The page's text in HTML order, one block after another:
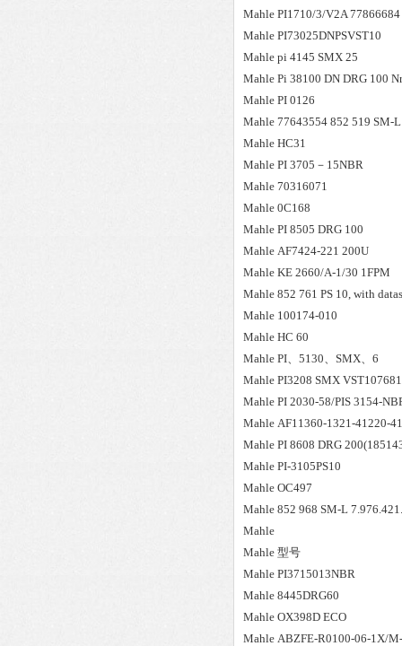
Mahle PI1710/3/V2A 77866684
Mahle PI73025DNPSVST10
Mahle pi 4145 SMX 25
Mahle Pi 38100 DN DRG 100
Mahle PI 0126
Mahle 77643554 852 519 SM-L
Mahle HC31
Mahle PI 3705－15NBR
Mahle 70316071
Mahle 0C168
Mahle PI 8505 DRG 100
Mahle AF7424-221 200U
Mahle KE 2660/A-1/30 1FPM
Mahle 852 761 PS 10, with
Mahle 100174-010
Mahle HC 60
Mahle PI、5130、SMX、6
Mahle PI3208 SMX
Mahle PI 2030-58/PIS 3154-
Mahle AF11360-1321-41220-
Mahle PI 8608 DRG
Mahle PI-3105PS10
Mahle OC497
Mahle 852 968 SM-L
Mahle
Mahle 型号
Mahle PI3715013NBR
Mahle 8445DRG60
Mahle OX398D ECO
Mahle ABZFE-R0100-06-1X/